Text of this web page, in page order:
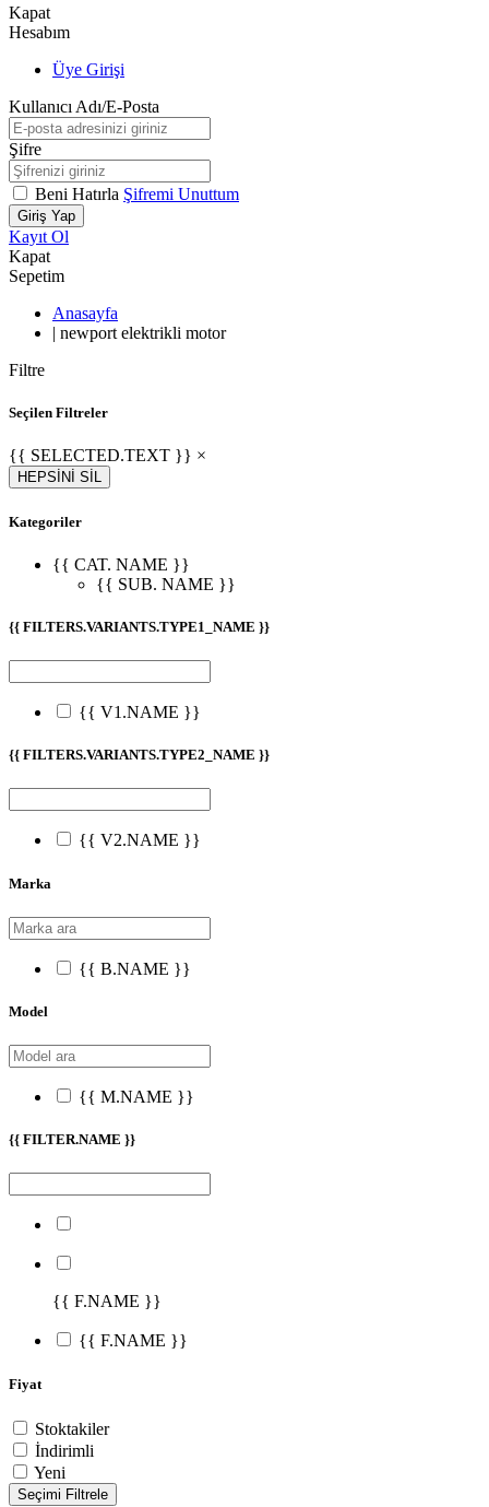
Kapat
Hesabım
Üye Girişi
Kullanıcı Adı/E-Posta
Şifre
Beni Hatırla Şifremi Unuttum
Giriş Yap
Kayıt Ol
Kapat
Sepetim
Anasayfa
| newport elektrikli motor
Filtre
Seçilen Filtreler
{{ SELECTED.TEXT }} ×
HEPSİNİ SİL
Kategoriler
{{ CAT. NAME }}
{{ SUB. NAME }}
{{ FILTERS.VARIANTS.TYPE1_NAME }}
{{ V1.NAME }}
{{ FILTERS.VARIANTS.TYPE2_NAME }}
{{ V2.NAME }}
Marka
{{ B.NAME }}
Model
{{ M.NAME }}
{{ FILTER.NAME }}
{{ F.NAME }}
{{ F.NAME }}
Fiyat
Stoktakiler
İndirimli
Yeni
Seçimi Filtrele